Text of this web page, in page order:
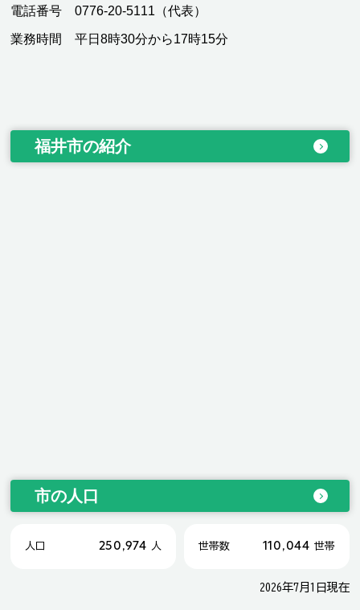
電話番号 0776-20-5111（代表）
業務時間 平日8時30分から17時15分
福井市の紹介
市の人口
人口 250,974 人 世帯数 110,044 世帯
2026年7月1日現在